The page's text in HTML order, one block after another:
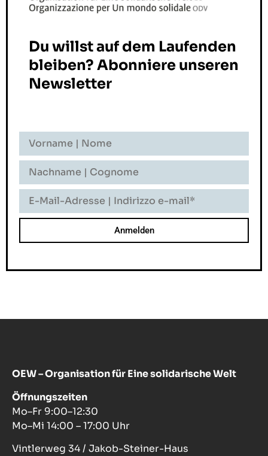
Du willst auf dem Laufenden
bleiben? Abonniere unseren
Newsletter
Nome
Cognome
Mail-
Adresse
-
E-
OEW – Organisation für Eine solidarische Welt
Öffnungszeiten
Mo–Fr 9:00–12:30
Mo–Mi 14:00 – 17:00 Uhr
Vintlerweg 34 / Jakob-Steiner-Haus